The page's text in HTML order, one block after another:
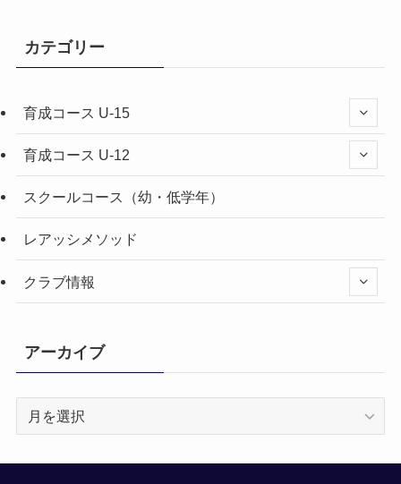
カテゴリー
育成コース U-15
育成コース U-12
スクールコース（幼・低学年）
レアッシメソッド
クラブ情報
アーカイブ